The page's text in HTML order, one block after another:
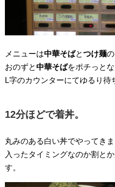
メニューは中華そばとつけ麺
おのずと中華そばをポチっとな
L字のカウンターにてゆるり待
12分ほどで着丼。
丸みのある白い丼でやってきま
入ったタイミングなのか割と
す。